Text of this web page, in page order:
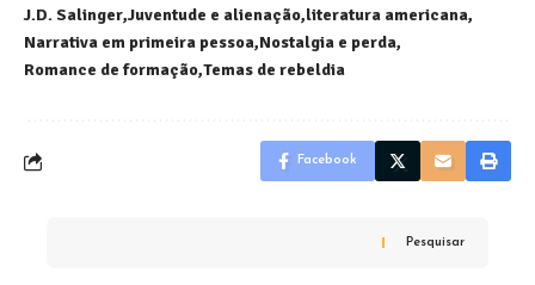
J.D. Salinger Juventude e alienação literatura americana
Narrativa em primeira pessoa Nostalgia e perda
Romance de formação Temas de rebeldia
Facebook
Pesquisar